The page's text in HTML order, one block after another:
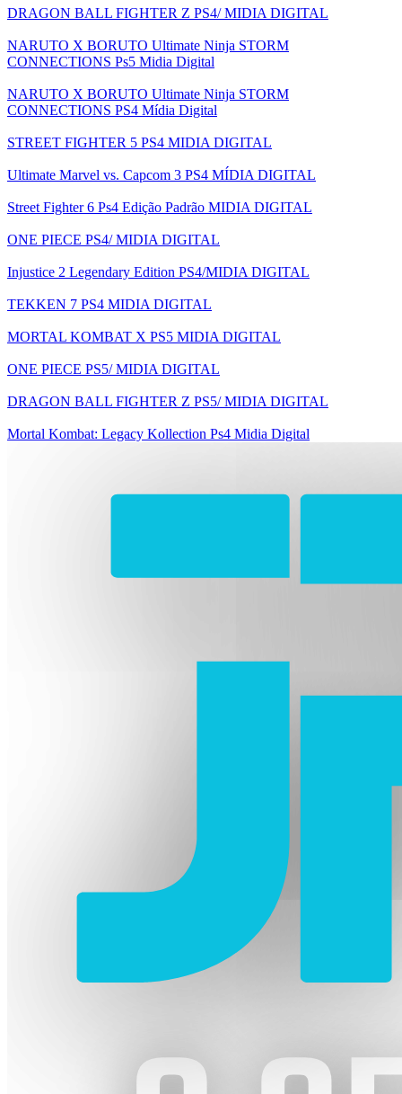
DRAGON BALL FIGHTER Z PS4/ MIDIA DIGITAL
NARUTO X BORUTO Ultimate Ninja STORM
CONNECTIONS Ps5 Midia Digital
NARUTO X BORUTO Ultimate Ninja STORM
CONNECTIONS PS4 Mídia Digital
STREET FIGHTER 5 PS4 MIDIA DIGITAL
Ultimate Marvel vs. Capcom 3 PS4 MÍDIA DIGITAL
Street Fighter 6 Ps4 Edição Padrão MIDIA DIGITAL
ONE PIECE PS4/ MIDIA DIGITAL
Injustice 2 Legendary Edition PS4/MIDIA DIGITAL
TEKKEN 7 PS4 MIDIA DIGITAL
MORTAL KOMBAT X PS5 MIDIA DIGITAL
ONE PIECE PS5/ MIDIA DIGITAL
DRAGON BALL FIGHTER Z PS5/ MIDIA DIGITAL
Mortal Kombat: Legacy Kollection Ps4 Midia Digital